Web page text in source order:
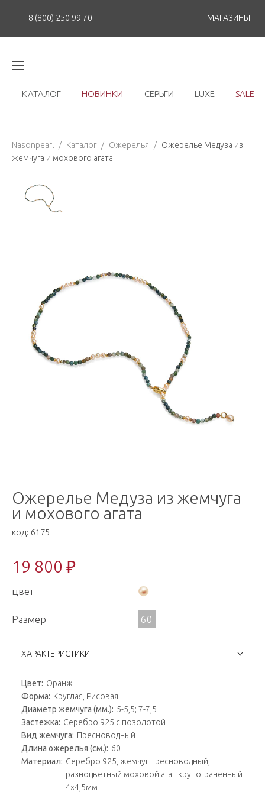
8 (800) 250 99 70 МАГАЗИНЫ
КАТАЛОГ НОВИНКИ СЕРЬГИ LUXE SALE
Nasonpearl / Каталог / Ожерелья / Ожерелье Медуза из
жемчуга и мохового агата
Ожерелье Медуза из жемчуга
и мохового агата
код: 6175
19 800 ₽
цвет
Размер 60
ХАРАКТЕРИСТИКИ
Цвет: Оранж
Форма: Круглая, Рисовая
Диаметр жемчуга (мм.): 5-5,5; 7-7,5
Застежка: Серебро 925 с позолотой
Вид жемчуга: Пресноводный
Длина ожерелья (см.): 60
Материал: Серебро 925, жемчуг пресноводный,
разноцветный моховой агат круг ограненный
4х4,5мм